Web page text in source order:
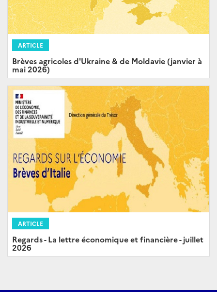
ARTICLE
Brèves agricoles d'Ukraine & de Moldavie (janvier à
mai 2026)
ARTICLE
Regards - La lettre économique et financière - juillet
2026